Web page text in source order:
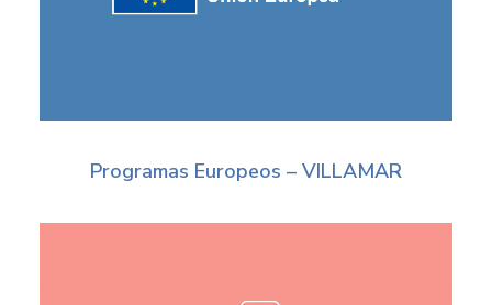
Programas Europeos – VILLAMAR